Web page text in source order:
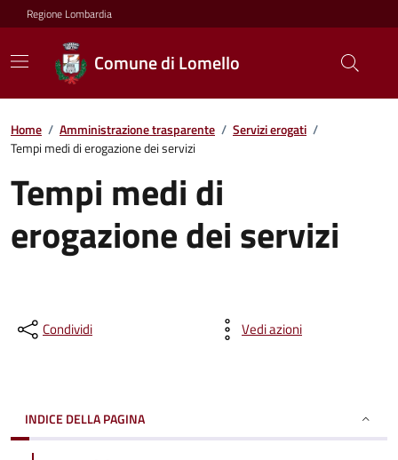
Regione Lombardia
Comune di Lomello
Home / Amministrazione trasparente / Servizi erogati /
Tempi medi di erogazione dei servizi
Tempi medi di
erogazione dei servizi
Condividi Vedi azioni
INDICE DELLA PAGINA